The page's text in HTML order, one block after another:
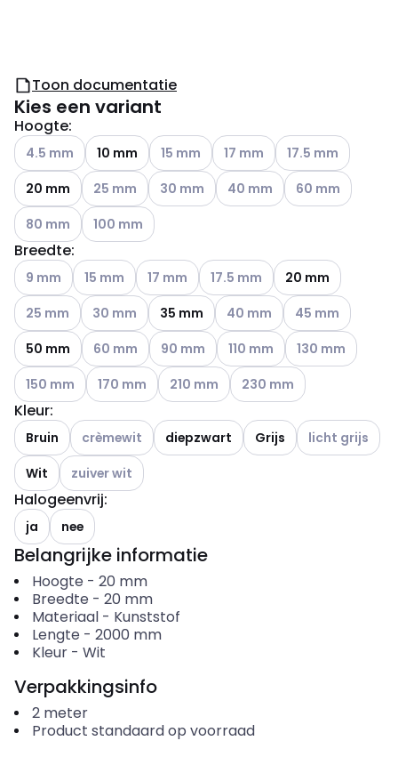
Toon documentatie
Kies een variant
Hoogte:
Andere varianten (Huidige combinatie niet mogelijk)
4.5 mm 10 mm Andere varianten (Huidige combinatie
15 mm Andere varianten (Huidige
17 mm Andere varianten
17.5 mm
20 mm
Andere varianten (Huidige combinatie niet
25 mm Andere varianten (Huidige combinatie
30 mm Andere varianten (Huidige
40 mm Andere varianten
60 mm
Andere varianten (Huidige combinatie niet mogelijk)
80 mm Andere varianten (Huidige combinatie niet
100 mm
Breedte:
Andere varianten (Huidige combinatie niet mogelijk)
9 mm Andere varianten (Huidige combinatie niet mogelijk)
15 mm Andere varianten (Huidige combinatie
17 mm Andere varianten (Huidige
17.5 mm
20 mm
Andere varianten (Huidige combinatie niet mogelijk)
25 mm Andere varianten (Huidige combinatie niet
30 mm 35 mm Andere varianten (Huidige
40 mm Andere varianten
45 mm
50 mm
Andere varianten (Huidige combinatie niet
60 mm Andere varianten (Huidige combinatie
90 mm Andere varianten (Huidige
110 mm Andere
130 mm
Andere varianten (Huidige combinatie niet mogelijk)
150 mm Andere varianten (Huidige combinatie niet
170 mm Andere varianten (Huidige
210 mm Andere varianten
230 mm
Kleur:
Bruin Andere varianten (Huidige combinatie niet mogelijk)
crèmewit diepzwart Grijs Andere
licht grijs
Wit
Andere varianten (Huidige combinatie niet mogelijk)
zuiver wit
Halogeenvrij:
ja nee
Belangrijke informatie
Hoogte - 20 mm
Breedte - 20 mm
Materiaal- Kunststof
Lengte - 2000 mm
Kleur- Wit
Verpakkingsinfo
2 meter
Product standaard op voorraad